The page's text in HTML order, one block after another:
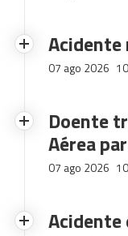
Acidente
07 ago 2026
Doente
Aérea
07 ago 2026
Acidente